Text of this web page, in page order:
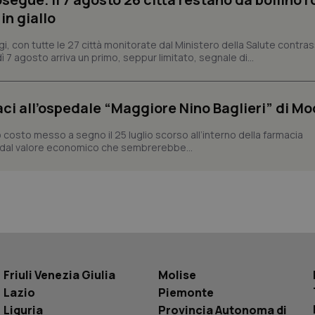
giallo
con tutte le 27 città monitorate dal Ministero della Salute
7 agosto arriva un primo, seppur limitato, segnale di...
all’ospedale “Maggiore Nino Baglieri” di
messo a segno il 25 luglio scorso all’interno della farmacia
valore economico che sembrerebbe...
Friuli Venezia Giulia
Lazio
Liguria
Molise
Piemonte
Provincia Autonoma di
settimane
delle preferenze dell'utente per i video di
nei siti; può anche determinare se il
utilizzando la nuova o la vecchia versione
.youtube.com
delle visualizzazioni dei video incorporati.
settimane
dell'autenticazione e della
utente